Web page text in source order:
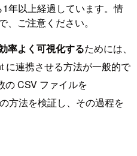
年以上経過しています。情
ご注意ください。
率よく可視化するためには、
に連携させる方法が一般的で
の CSV ファイルを
方法を検証し、その過程を